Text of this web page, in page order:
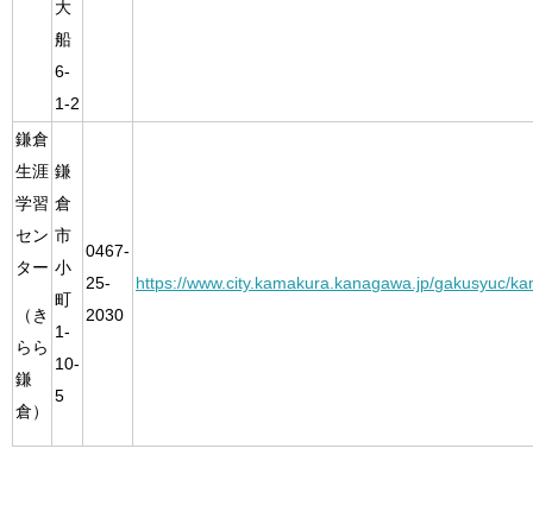
大
船
6-
1-2
鎌倉
生涯
学習
セン
ター
（き
らら
鎌
倉）
鎌
倉
市
小
町
1-
10-
5
0467-
25-
2030
https://www.city.kamakura.kanagawa.jp/gakusyuc/